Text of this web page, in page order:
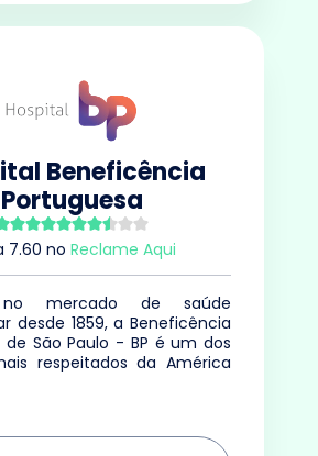
Beneficência
Portuguesa
7.60 no Reclame Aqui
no mercado de saúde
desde 1859, a Beneficência
de São Paulo - BP é um dos
respeitados da América